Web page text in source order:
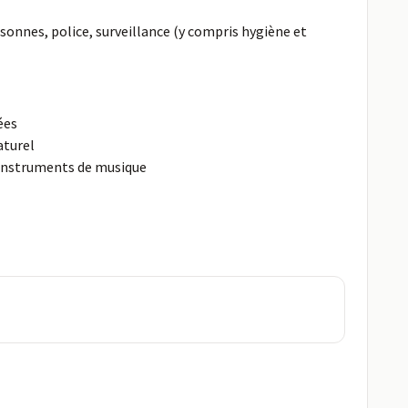
police, surveillance (y compris hygiène et
de musique